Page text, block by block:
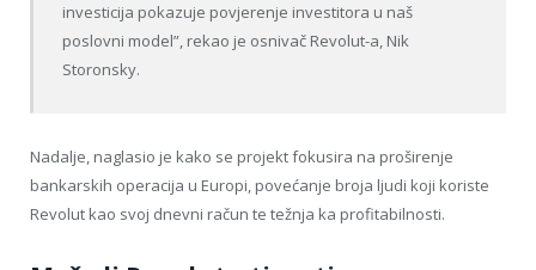
investicija pokazuje povjerenje investitora u naš
poslovni model”, rekao je osnivač Revolut-a, Nik
Storonsky.
Nadalje, naglasio je kako se projekt fokusira na proširenje
bankarskih operacija u Europi, povećanje broja ljudi koji koriste
Revolut kao svoj dnevni račun te težnja ka profitabilnosti.